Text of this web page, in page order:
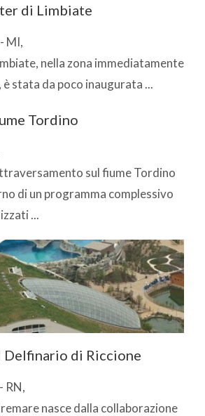
di Limbiate
MI,
nella zona immediatamente
stata da poco inaugurata ...
Tordino
sul fiume Tordino
di un programma complessivo
...
Delfinario di Riccione
RN,
nasce dalla collaborazione